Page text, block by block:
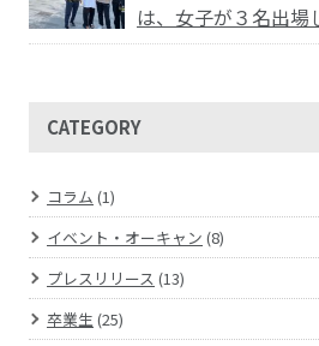
は、女子が３名出場
CATEGORY
コラム (1)
イベント・オーキャン (8)
プレスリリース (13)
卒業生 (25)